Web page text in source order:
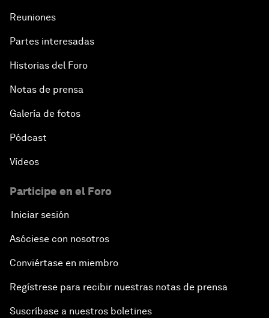
Reuniones
Partes interesadas
Historias del Foro
Notas de prensa
Galería de fotos
Pódcast
Vídeos
Participe en el Foro
Iniciar sesión
Asóciese con nosotros
Conviértase en miembro
Regístrese para recibir nuestras notas de prensa
Suscríbase a nuestros boletines